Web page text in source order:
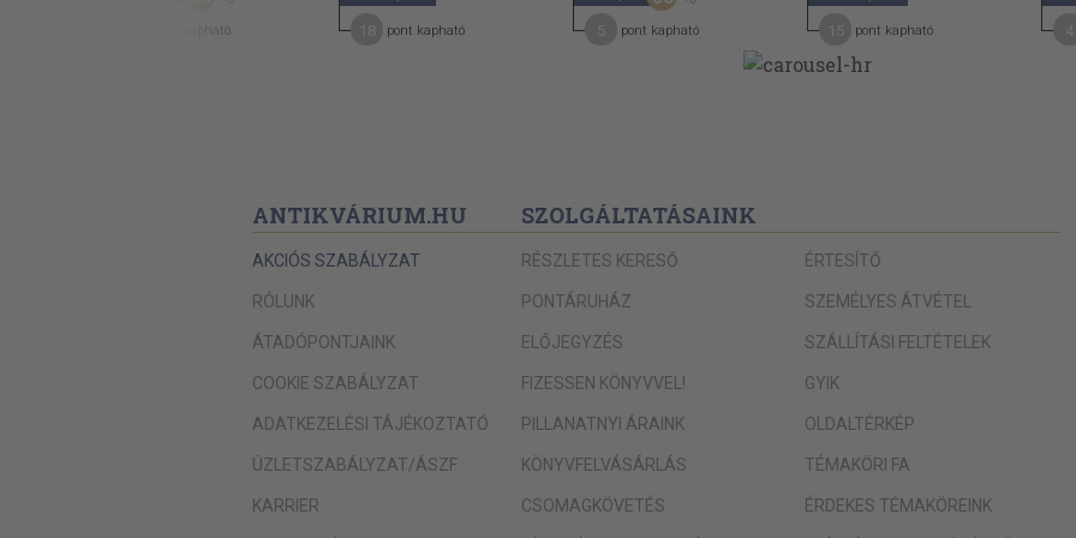
pont kapható pont kapható pont kapható pont kapható
ANTIKVÁRIUM.HU
AKCIÓS SZABÁLYZAT
RÓLUNK
ÁTADÓPONTJAINK
COOKIE SZABÁLYZAT
ADATKEZELÉSI TÁJÉKOZTATÓ
ÜZLETSZABÁLYZAT/ÁSZF
KARRIER
SZOLGÁLTATÁSAINK
RÉSZLETES KERESŐ
PONTÁRUHÁZ
ELŐJEGYZÉS
FIZESSEN KÖNYVVEL!
PILLANATNYI ÁRAINK
KÖNYVFELVÁSÁRLÁS
CSOMAGKÖVETÉS
ÉRTESÍTŐ
SZEMÉLYES ÁTVÉTEL
SZÁLLÍTÁSI FELTÉTELEK
GYIK
OLDALTÉRKÉP
TÉMAKÖRI FA
ÉRDEKES TÉMAKÖREINK